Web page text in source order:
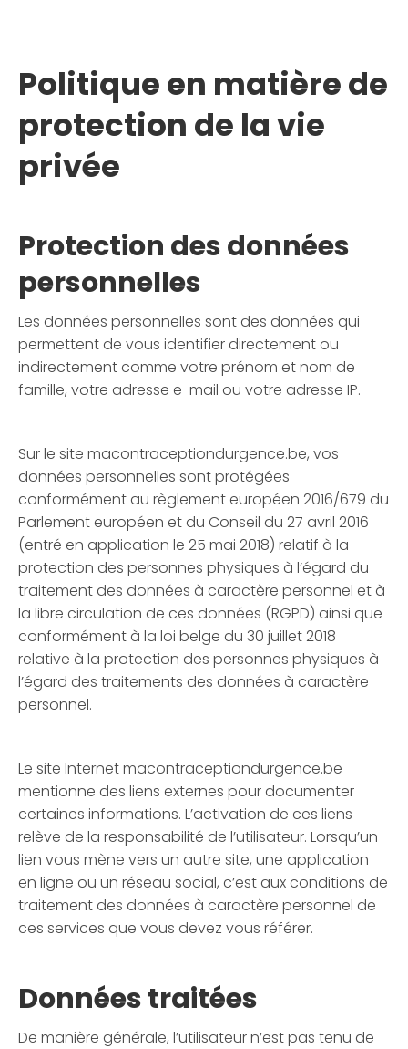
Politique en matière de
protection de la vie
privée
Protection des données
personnelles
Les données personnelles sont des données qui
permettent de vous identifier directement ou
indirectement comme votre prénom et nom de
famille, votre adresse e-mail ou votre adresse IP.
Sur le site macontraceptiondurgence.be, vos
données personnelles sont protégées
conformément au règlement européen 2016/679 du
Parlement européen et du Conseil du 27 avril 2016
(entré en application le 25 mai 2018) relatif à la
protection des personnes physiques à l’égard du
traitement des données à caractère personnel et à
la libre circulation de ces données (RGPD) ainsi que
conformément à la loi belge du 30 juillet 2018
relative à la protection des personnes physiques à
l’égard des traitements des données à caractère
personnel.
Le site Internet macontraceptiondurgence.be
mentionne des liens externes pour documenter
certaines informations. L’activation de ces liens
relève de la responsabilité de l’utilisateur. Lorsqu’un
lien vous mène vers un autre site, une application
en ligne ou un réseau social, c’est aux conditions de
traitement des données à caractère personnel de
ces services que vous devez vous référer.
Données traitées
De manière générale, l’utilisateur n’est pas tenu de